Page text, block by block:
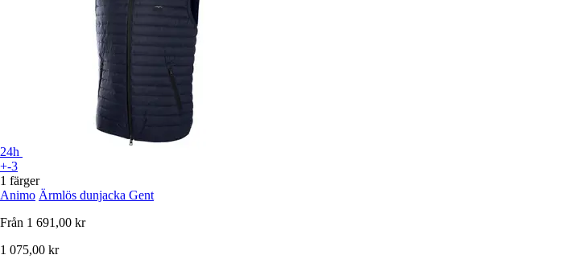
24h
+-3
1 färger
Animo Ärmlös dunjacka Gent
Från 1 691,00 kr
1 075,00 kr